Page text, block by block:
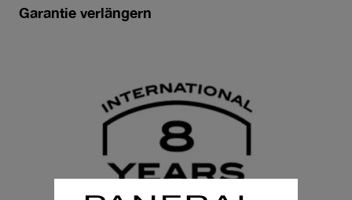
Garantie verlängern